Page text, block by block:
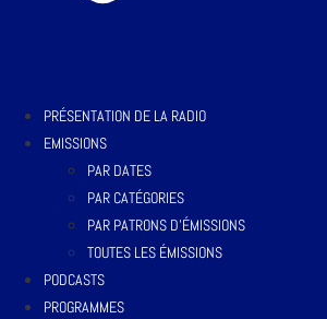
PRÉSENTATION DE LA RADIO
EMISSIONS
PAR DATES
PAR CATÉGORIES
PAR PATRONS D’ÉMISSIONS
TOUTES LES ÉMISSIONS
PODCASTS
PROGRAMMES